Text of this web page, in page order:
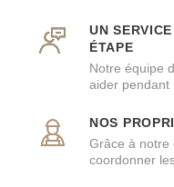
UN
ÉTAPE
Notre équipe
aider pendant
NOS
Grâce à notre
coordonner